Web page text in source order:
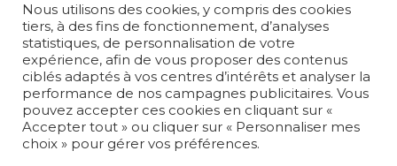
MOBILIER
PROJETS
SUR-MESURE
MAGAZINE
LA MAISON
Nous utilisons des cookies, y compris des cookies
tiers, à des fins de fonctionnement, d’analyses
statistiques, de personnalisation de votre
expérience, afin de vous proposer des contenus
ciblés adaptés à vos centres d’intérêts et analyser la
performance de nos campagnes publicitaires. Vous
pouvez accepter ces cookies en cliquant sur «
Accepter tout » ou cliquer sur « Personnaliser mes
choix » pour gérer vos préférences.